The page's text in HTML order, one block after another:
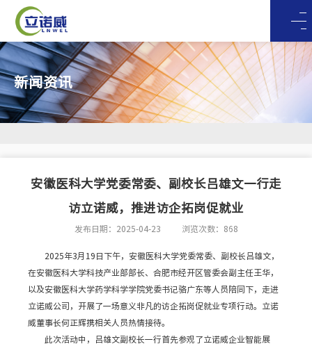
新闻资讯
安徽医科大学党委常委、副校长吕雄文一行走
访立诺威，推进访企拓岗促就业
发布日期：2025-04-23 浏览次数：868
2025年3月19日下午，安徽医科大学党委常委、副校长吕雄文，
在安徽医科大学科技产业部部长、合肥市经开区管委会副主任王华，
以及安徽医科大学药学科学学院党委书记骆广东等人员陪同下，走进
立诺威公司，开展了一场意义非凡的访企拓岗促就业专项行动。立诺
威董事长何正辉携相关人员热情接待。
此次活动中，吕雄文副校长一行首先参观了立诺威企业智能展